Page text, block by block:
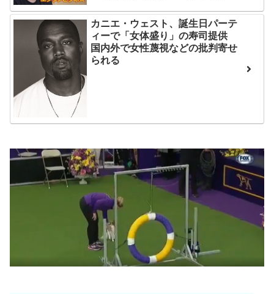
Powered by livedoor 相
互RSS
カニエ・ウェスト、誕生日パーテ
ィーで「女体盛り」の寿司提供
国内外で女性蔑視などの批判寄せ
られる